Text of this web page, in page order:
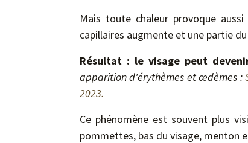
Mais toute chaleur provoque
capillaires augmente et une partie
Résultat : le visage peut
apparition d'érythèmes et œdèmes :
2023.
Ce phénomène est souvent plus
pommettes, bas du visage, menton